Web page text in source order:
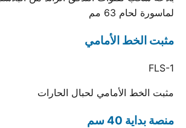
لماسورة لحام 63 مم
مثبت الخط الأمامي
FLS-1
مثبت الخط الأمامي لحبال الحارات
منصة بداية 40 سم